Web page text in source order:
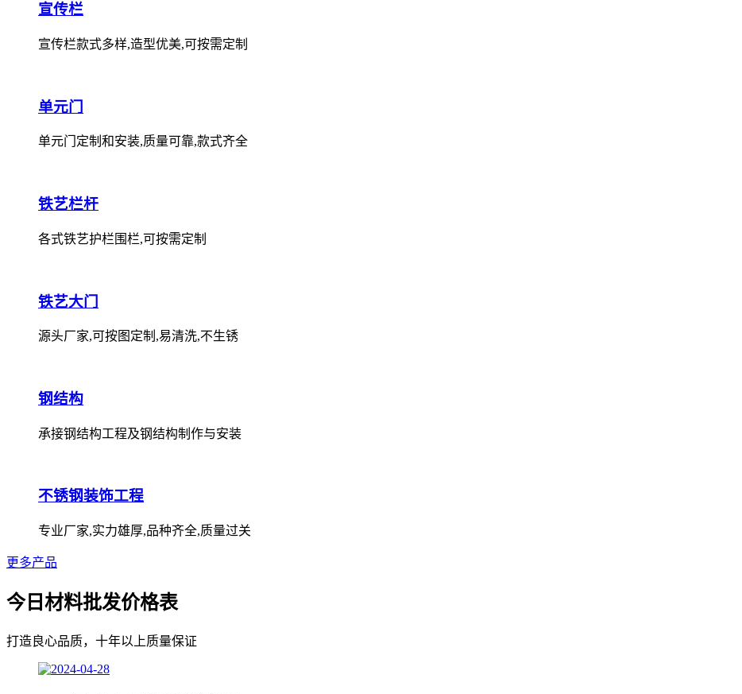
宣传栏
宣传栏款式多样,造型优美,可按需定制
单元门
单元门定制和安装,质量可靠,款式齐全
铁艺栏杆
各式铁艺护栏围栏,可按需定制
铁艺大门
源头厂家,可按图定制,易清洗,不生锈
钢结构
承接钢结构工程及钢结构制作与安装
不锈钢装饰工程
专业厂家,实力雄厚,品种齐全,质量过关
更多产品
今日材料批发价格表
打造良心品质，十年以上质量保证